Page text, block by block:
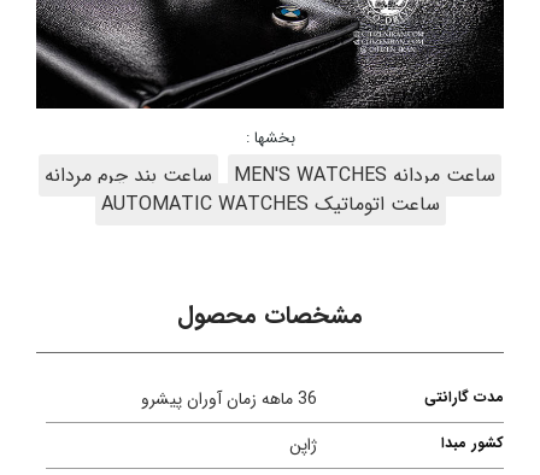
بخشها :
ساعت مردانه MEN'S WATCHES
ساعت بند چرم مردانه
ساعت اتوماتیک AUTOMATIC WATCHES
مشخصات محصول
مدت گارانتی 36 ماهه زمان آوران پیشرو
کشور مبدا ژاپن